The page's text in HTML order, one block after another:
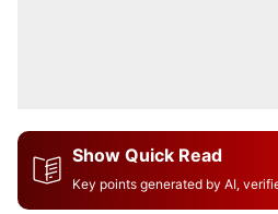
Show Quick Read
Key points generated by AI,